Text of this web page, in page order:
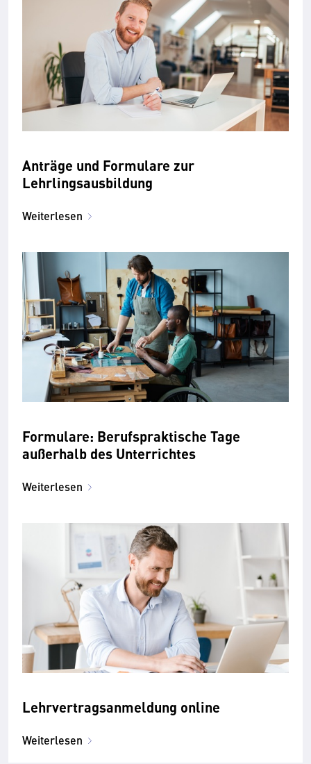
Anträge und Formulare zur
Lehrlingsausbildung
Weiterlesen
Formulare: Berufspraktische Tage
außerhalb des Unterrichtes
Weiterlesen
Lehrvertragsanmeldung online
Weiterlesen